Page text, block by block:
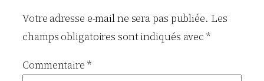
Votre adresse e-mail ne sera pas publiée. Les
champs obligatoires sont indiqués avec*
Commentaire *